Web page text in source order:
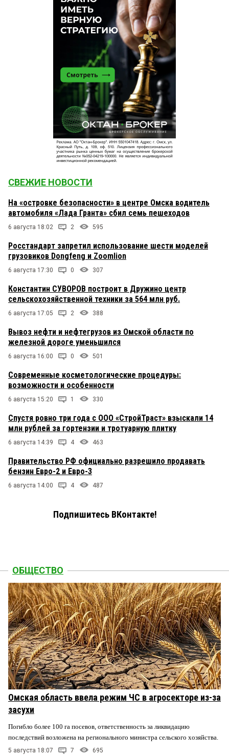
СВЕЖИЕ НОВОСТИ
На «островке безопасности» в центре Омска водитель
автомобиля «Лада Гранта» сбил семь пешеходов
6 августа 18:02 2 595
Росстандарт запретил использование шести моделей
грузовиков Dongfeng и Zoomlion
6 августа 17:30 0 307
Константин СУВОРОВ построит в Дружино центр
сельскохозяйственной техники за 564 млн руб.
6 августа 17:05 2 388
Вывоз нефти и нефтегрузов из Омской области по
железной дороге уменьшился
6 августа 16:00 0 501
Современные косметологические процедуры:
возможности и особенности
6 августа 15:20 1 330
Спустя ровно три года с ООО «СтройТраст» взыскали 14
млн рублей за гортензии и тротуарную плитку
6 августа 14:39 4 463
Правительство РФ официально разрешило продавать
бензин Евро-2 и Евро-3
6 августа 14:00 4 487
Подпишитесь ВКонтакте!
ОБЩЕСТВО
Омская область ввела режим ЧС в агросекторе из-за
засухи
Погибло более 100 га посевов, ответственность за ликвидацию
последствий возложена на регионального министра сельского хозяйства.
5 августа 18:07 7 695